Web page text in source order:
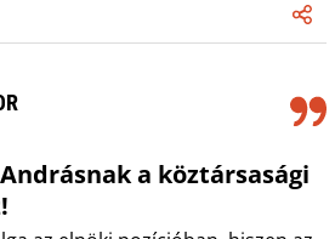
a köztársasági